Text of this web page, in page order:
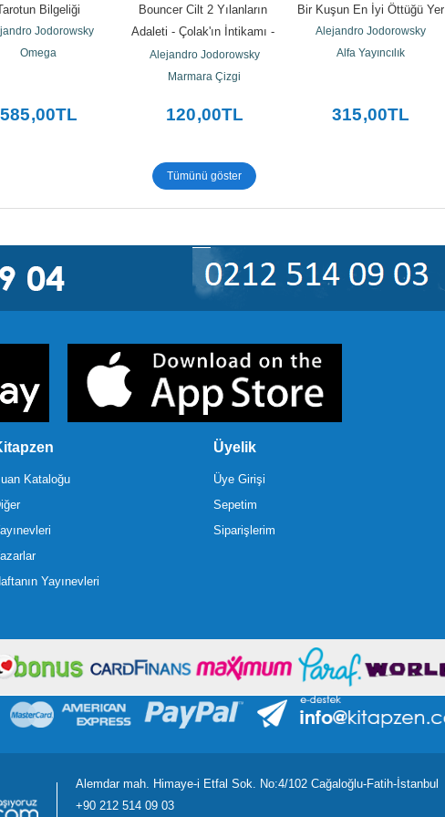
Bilgeliği
Jodorowsky
Omega
585,00TL
Bouncer Cilt 2 Yılanların
Adaleti - Çolak'ın İntikamı -
Dişi Kurtların...
Alejandro Jodorowsky
Marmara Çizgi
120,00TL
Bir Kuşun En İyi Öttüğü Yer
Alejandro Jodorowsky
Alfa Yayıncılık
315,00TL
Tümünü göster
Kataloğu
Yayınevleri
Üyelik
Üye Girişi
Sepetim
Siparişlerim
Alemdar mah. Himaye-i Etfal Sok. No:4/102 Cağaloğlu-Fatih-İstanbul
+90 212 514 09 03